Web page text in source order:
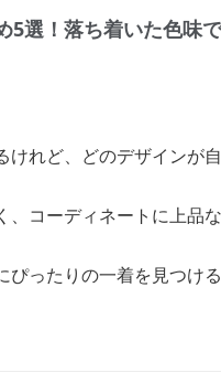
5選！落ち着いた色味
れど、どのデザインが
コーディネートに上品
ったりの一着を見つける